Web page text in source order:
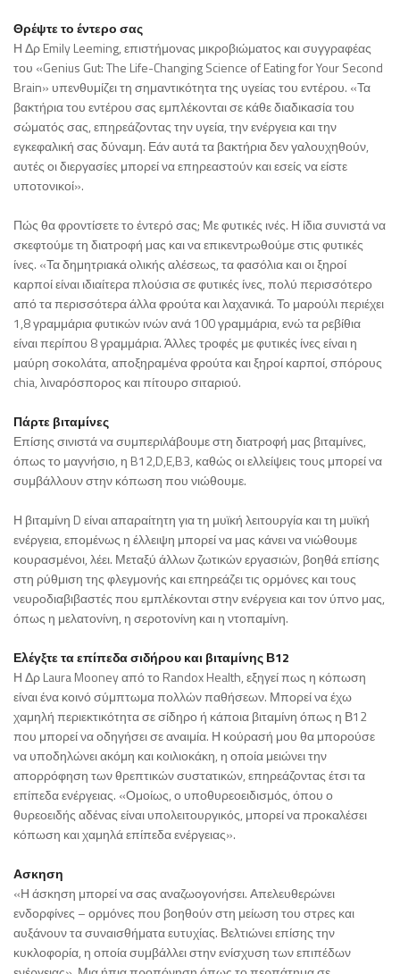
Θρέψτε το έντερο σας
Η Δρ Emily Leeming, επιστήμονας μικροβιώματος και συγγραφέας
του «Genius Gut: The Life-Changing Science of Eating for Your Second
Brain» υπενθυμίζει τη σημαντικότητα της υγείας του εντέρου. «Τα
βακτήρια του εντέρου σας εμπλέκονται σε κάθε διαδικασία του
σώματός σας, επηρεάζοντας την υγεία, την ενέργεια και την
εγκεφαλική σας δύναμη. Εάν αυτά τα βακτήρια δεν γαλουχηθούν,
αυτές οι διεργασίες μπορεί να επηρεαστούν και εσείς να είστε
υποτονικοί».
Πώς θα φροντίσετε το έντερό σας; Με φυτικές ινές. Η ίδια συνιστά να
σκεφτούμε τη διατροφή μας και να επικεντρωθούμε στις φυτικές
ίνες. «Τα δημητριακά ολικής αλέσεως, τα φασόλια και οι ξηροί
καρποί είναι ιδιαίτερα πλούσια σε φυτικές ίνες, πολύ περισσότερο
από τα περισσότερα άλλα φρούτα και λαχανικά. Το μαρούλι περιέχει
1,8 γραμμάρια φυτικών ινών ανά 100 γραμμάρια, ενώ τα ρεβίθια
είναι περίπου 8 γραμμάρια. Άλλες τροφές με φυτικές ίνες είναι η
μαύρη σοκολάτα, αποξηραμένα φρούτα και ξηροί καρποί, σπόρους
chia, λιναρόσπορος και πίτουρο σιταριού.
Πάρτε βιταμίνες
Επίσης σινιστά να συμπεριλάβουμε στη διατροφή μας βιταμίνες,
όπως το μαγνήσιο, η B12,D,E,B3, καθώς οι ελλείψεις τους μπορεί να
συμβάλλουν στην κόπωση που νιώθουμε.
Η βιταμίνη D είναι απαραίτητη για τη μυϊκή λειτουργία και τη μυϊκή
ενέργεια, επομένως η έλλειψη μπορεί να μας κάνει να νιώθουμε
κουρασμένοι, λέει. Μεταξύ άλλων ζωτικών εργασιών, βοηθά επίσης
στη ρύθμιση της φλεγμονής και επηρεάζει τις ορμόνες και τους
νευροδιαβιβαστές που εμπλέκονται στην ενέργεια και τον ύπνο μας,
όπως η μελατονίνη, η σεροτονίνη και η ντοπαμίνη.
Ελέγξτε τα επίπεδα σιδήρου και βιταμίνης Β12
Η Δρ Laura Mooney από το Randox Health, εξηγεί πως η κόπωση
είναι ένα κοινό σύμπτωμα πολλών παθήσεων. Μπορεί να έχω
χαμηλή περιεκτικότητα σε σίδηρο ή κάποια βιταμίνη όπως η Β12
που μπορεί να οδηγήσει σε αναιμία. Η κούρασή μου θα μπορούσε
να υποδηλώνει ακόμη και κοιλιοκάκη, η οποία μειώνει την
απορρόφηση των θρεπτικών συστατικών, επηρεάζοντας έτσι τα
επίπεδα ενέργειας. «Ομοίως, ο υποθυρεοειδισμός, όπου ο
θυρεοειδής αδένας είναι υπολειτουργικός, μπορεί να προκαλέσει
κόπωση και χαμηλά επίπεδα ενέργειας».
Ασκηση
«Η άσκηση μπορεί να σας αναζωογονήσει. Απελευθερώνει
ενδορφίνες – ορμόνες που βοηθούν στη μείωση του στρες και
αυξάνουν τα συναισθήματα ευτυχίας. Βελτιώνει επίσης την
κυκλοφορία, η οποία συμβάλλει στην ενίσχυση των επιπέδων